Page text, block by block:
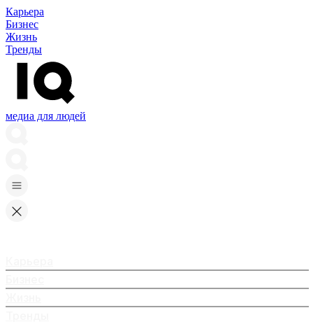
Карьера
Бизнес
Жизнь
Тренды
медиа для людей